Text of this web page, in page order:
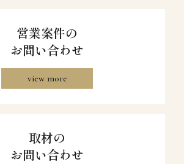
営業案件の
お問い合わせ
view more
取材の
お問い合わせ